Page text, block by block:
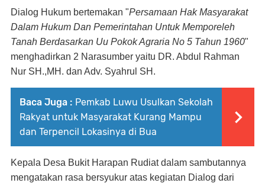
Dialog Hukum bertemakan "Persamaan Hak Masyarakat
Dalam Hukum Dan Pemerintahan Untuk Memporeleh
Tanah Berdasarkan Uu Pokok Agraria No 5 Tahun 1960"
menghadirkan 2 Narasumber yaitu DR. Abdul Rahman
Nur SH.,MH. dan Adv. Syahrul SH.
Baca Juga : Pemkab Luwu Usulkan Sekolah
Rakyat untuk Masyarakat Kurang Mampu
dan Terpencil Lokasinya di Bua
Kepala Desa Bukit Harapan Rudiat dalam sambutannya
mengatakan rasa bersyukur atas kegiatan Dialog dari